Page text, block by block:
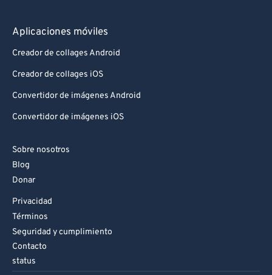
Aplicaciones móviles
Creador de collages Android
Creador de collages iOS
Convertidor de imágenes Android
Convertidor de imágenes iOS
Sobre nosotros
Blog
Donar
Privacidad
Términos
Seguridad y cumplimiento
Contacto
status